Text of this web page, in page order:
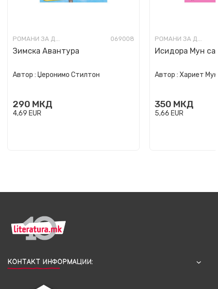
РОМАНИ ЗА ДЕЦА 069008
Зимска Авантура
Автор : Џеронимо Стилтон
290 МКД
4,69 EUR
РОМАНИ ЗА ДЕЦА
Исидора Мун
Автор : Хариет
350 МКД
5,66 EUR
КОНТАКТ ИНФОРМАЦИИ: